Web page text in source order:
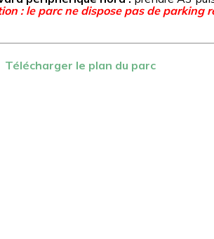
: le parc ne dispose pas de parking
Télécharger le plan du parc